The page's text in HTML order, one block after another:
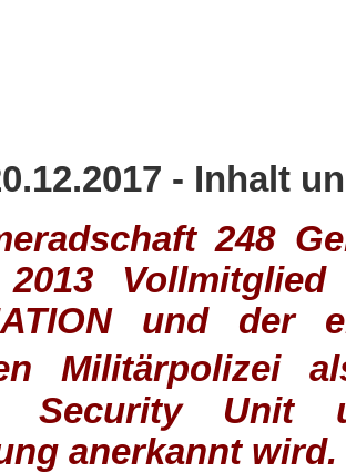
- Inhalt
248
2013
und der
Militärpolizei
Security Unit
anerkannt wird.